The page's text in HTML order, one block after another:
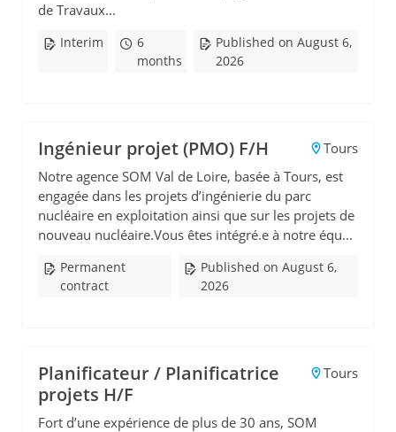
de Travaux...
Interim
6
months
Published on August 6,
2026
Ingénieur projet (PMO) F/H
Tours
Notre agence SOM Val de Loire, basée à Tours, est
engagée dans les projets d’ingénierie du parc
nucléaire en exploitation ainsi que sur les projets de
nouveau nucléaire.Vous êtes intégré.e à notre équ...
Permanent
contract
Published on August 6,
2026
Planificateur / Planificatrice
projets H/F
Tours
Fort d’une expérience de plus de 30 ans, SOM